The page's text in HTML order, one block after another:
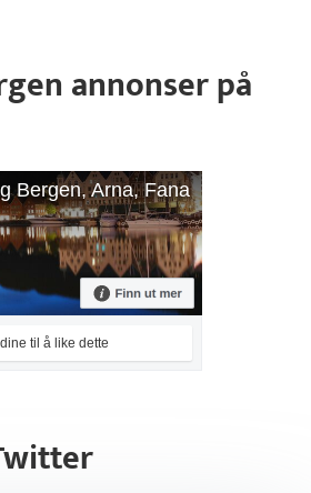
annonser på
Bergen, Arna, Fana
til å like dette